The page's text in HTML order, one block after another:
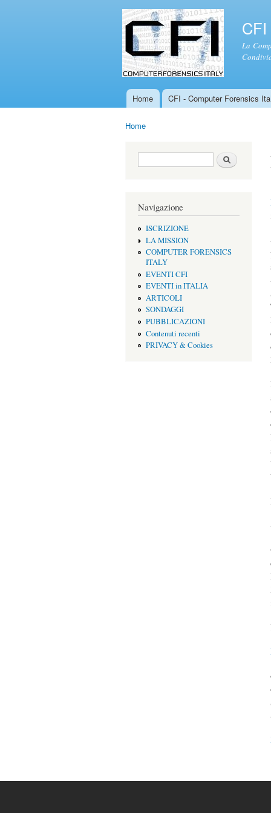
La
Menu principale
Home CFI - Computer Forensics
Home
Form di ricerca Cerca
Navigazione
ISCRIZIONE
LA MISSION
COMPUTER FORENSICS
ITALY
EVENTI CFI
EVENTI in ITALIA
ARTICOLI
SONDAGGI
PUBBLICAZIONI
Contenuti recenti
PRIVACY & Cookies